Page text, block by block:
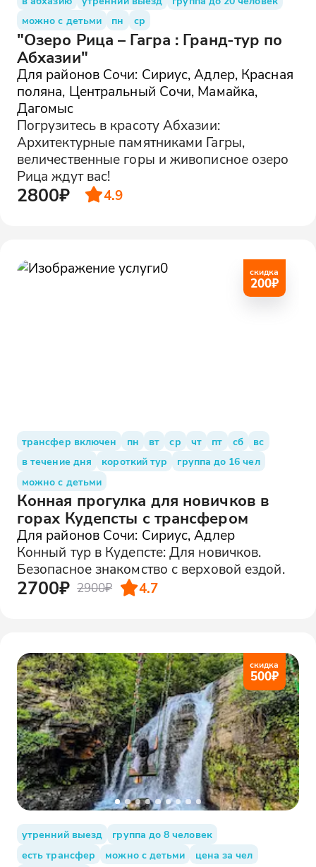
можно с детьми
пн ср
"Озеро Рица – Гагра : Гранд-тур по
Абхазии"
Для районов Сочи: Сириус, Адлер, Красная
поляна, Центральный Сочи, Мамайка,
Дагомыс
Погрузитесь в красоту Абхазии:
Архитектурные памятниками Гагры,
величественные горы и живописное озеро
Рица ждут вас!
2800₽ 4.9
скидка
200₽
трансфер включен пн вт ср чт пт сб
вс
в течение дня
короткий тур
группа до 16 чел
можно с детьми
Конная прогулка для новичков в
горах Кудепсты с трансфером
Для районов Сочи: Сириус, Адлер
Конный тур в Кудепсте: Для новичков.
Безопасное знакомство с верховой ездой.
2700₽ 2900₽ 4.7
скидка
500₽
утренний выезд
группа до 8 человек
есть трансфер
можно с детьми
цена за чел